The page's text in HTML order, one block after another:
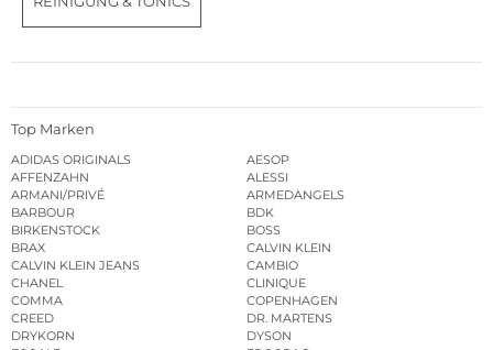
Top Marken
ADIDAS ORIGINALS
AESOP
AFFENZAHN
ALESSI
ARMANI/PRIVÉ
ARMEDANGELS
BARBOUR
BDK
BIRKENSTOCK
BOSS
BRAX
CALVIN KLEIN
CALVIN KLEIN JEANS
CAMBIO
CHANEL
CLINIQUE
COMMA
COPENHAGEN
CREED
DR. MARTENS
DRYKORN
DYSON